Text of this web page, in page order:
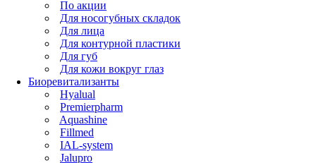
По акции
Для носогубных складок
Для лица
Для контурной пластики
Для губ
Для кожи вокруг глаз
Биоревитализанты
Hyalual
Premierpharm
Aquashine
Fillmed
IAL-system
Jalupro